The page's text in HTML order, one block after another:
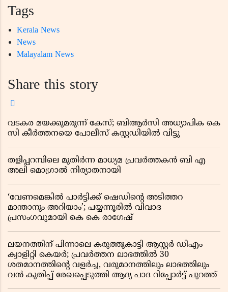
Tags
Kerala News
News
Malayalam News
Share this story
വടകര മയക്കുമരുന്ന് കേസ്; ബിആർസി അധ്യാപിക കെ
സി കീർത്തനയെ പോലീസ് കസ്റ്റഡിയിൽ വിട്ടു
തളിപ്പറമ്പിലെ മുതിർന്ന മാധ്യമ പ്രവർത്തകൻ ബി എ
അലി മൊഗ്രാൽ നിര്യാതനായി
‘വേണമെങ്കിൽ പാർട്ടിക്ക് ഷെഡിൻ്റെ അടിത്തറ
മാന്താനും അറിയാം’; പയ്യന്നൂരിൽ വിവാദ
പ്രസംഗവുമായി കെ കെ രാഗേഷ്
ലയനത്തിന് പിന്നാലെ കരുത്തുകാട്ടി ആസ്റ്റർ ഡിഎം
ക്വാളിറ്റി കെയർ; പ്രവർത്തന ലാഭത്തിൽ 30
ശതമാനത്തിൻ്റെ വളർച്ച, വരുമാനത്തിലും ലാഭത്തിലും
വൻ കുതിപ്പ് രേഖപ്പെടുത്തി ആദ്യ പാദ റിപ്പോർട്ട് പുറത്ത്